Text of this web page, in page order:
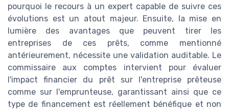
pourquoi le recours à un expert capable de suivre ces
évolutions est un atout majeur. Ensuite, la mise en
lumière des avantages que peuvent tirer les
entreprises de ces prêts, comme mentionné
antérieurement, nécessite une validation auditable. Le
commissaire aux comptes intervient pour évaluer
l'impact financier du prêt sur l'entreprise prêteuse
comme sur l'emprunteuse, garantissant ainsi que ce
type de financement est réellement bénéfique et non